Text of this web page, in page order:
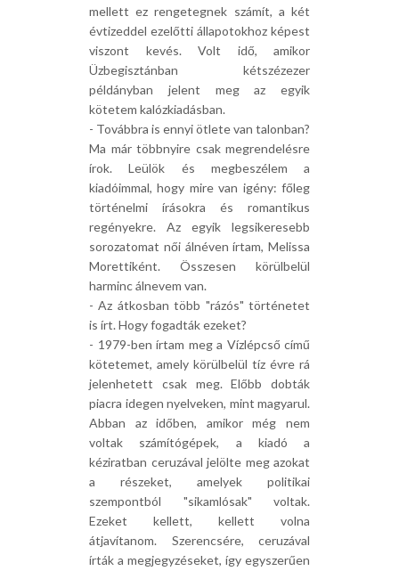
mellett ez rengetegnek számít, a két
évtizeddel ezelőtti állapotokhoz képest
viszont kevés. Volt idő, amikor
Üzbegisztánban kétszézezer
példányban jelent meg az egyik
kötetem kalózkiadásban.
- Továbbra is ennyi ötlete van talonban?
Ma már többnyire csak megrendelésre
írok. Leülök és megbeszélem a
kiadóimmal, hogy mire van igény: főleg
történelmi írásokra és romantikus
regényekre. Az egyik legsikeresebb
sorozatomat női álnéven írtam, Melissa
Morettiként. Összesen körülbelül
harminc álnevem van.
- Az átkosban több "rázós" történetet
is írt. Hogy fogadták ezeket?
- 1979-ben írtam meg a Vízlépcső című
kötetemet, amely körülbelül tíz évre rá
jelenhetett csak meg. Előbb dobták
piacra idegen nyelveken, mint magyarul.
Abban az időben, amikor még nem
voltak számítógépek, a kiadó a
kéziratban ceruzával jelölte meg azokat
a részeket, amelyek politikai
szempontból "sikamlósak" voltak.
Ezeket kellett, kellett volna
átjavítanom. Szerencsére, ceruzával
írták a megjegyzéseket, így egyszerűen